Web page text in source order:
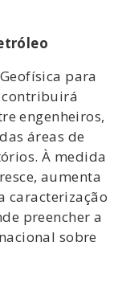
para
contribuirá
engenheiros,
áreas de
À medida
aumenta
caracterização
preencher a
sobre